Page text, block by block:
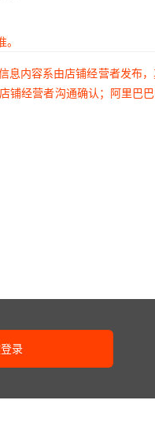
内容系由店铺经营者发布
铺经营者沟通确认；阿里巴
录